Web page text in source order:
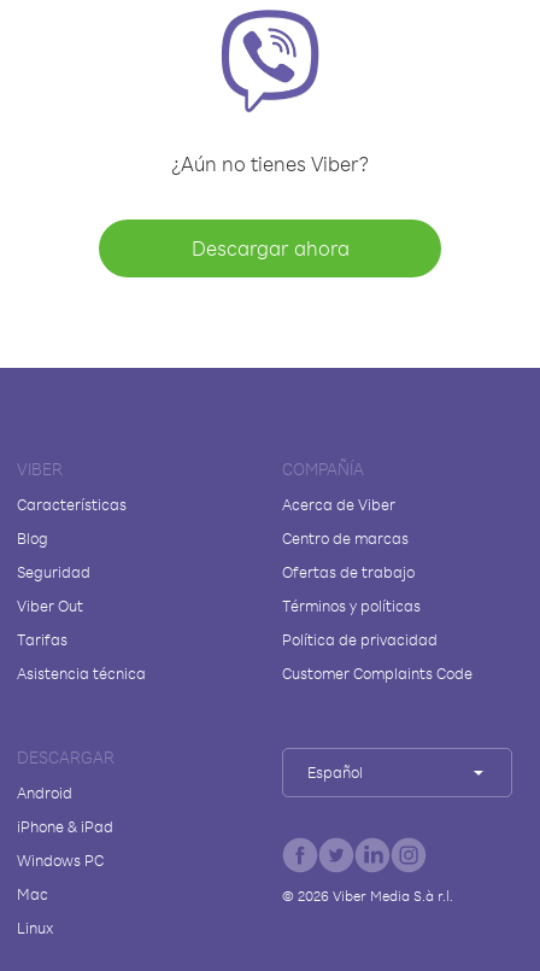
¿Aún no tienes Viber?
Descargar ahora
VIBER
Características
Blog
Seguridad
Viber Out
Tarifas
Asistencia técnica
COMPAÑÍA
Acerca de Viber
Centro de marcas
Ofertas de trabajo
Términos y políticas
Política de privacidad
Customer Complaints Code
DESCARGAR
Android
iPhone & iPad
Windows PC
Mac
Linux
Español
© 2026Viber Media S.à r.l.